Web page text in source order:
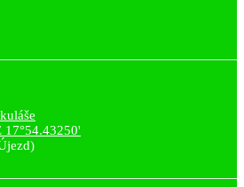
17°54.43250'